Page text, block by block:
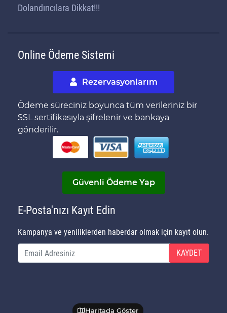
Haritada Göster
Dolandırıcılara Dikkat!!!
Online Ödeme Sistemi
Rezervasyonlarım
Ödeme süreciniz boyunca tüm verileriniz bir
SSL sertifikasıyla şifrelenir ve bankaya
gönderilir.
Güvenli Ödeme Yap
E-Posta'nızı Kayıt Edin
Kampanya ve yeniliklerden haberdar olmak için kayıt olun.
KAYDET